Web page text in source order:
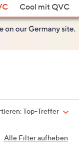
Cool mit QVC
Top-Treffer
Alle Filter aufheben